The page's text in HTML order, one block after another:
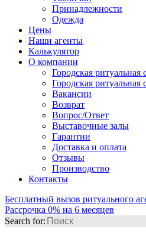
Принадлежности
Одежда
Цены
Наши агенты
Калькулятор
О компании
Городская
Городская
Вакансии
Возврат
Вопрос/Ответ
Выставочные залы
Гарантии
Доставка и оплата
Отзывы
Производство
Контакты
Бесплатный вызов ритуального
Рассрочка 0% на 6 месяцев
Search for: